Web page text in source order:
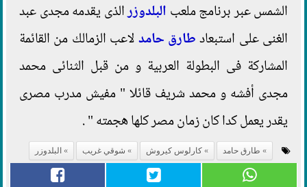
الشمس عبر برنامج ملعب البلدوزرالذى يقدمه مجدى عبد
الغنى على استبعادطارق حامدلاعب الزمالك من القائمة
المشاركة فى البطولة العربية و من قبل الثنائى محمد
مجدى أفشه و محمد شريف قائلا " مفيش مدرب مصرى
يقدر يعمل كدا كان زمان مصر كلها هجمته " .
طارق حامد كارلوس كيروش شوقي غريب البلدوزر